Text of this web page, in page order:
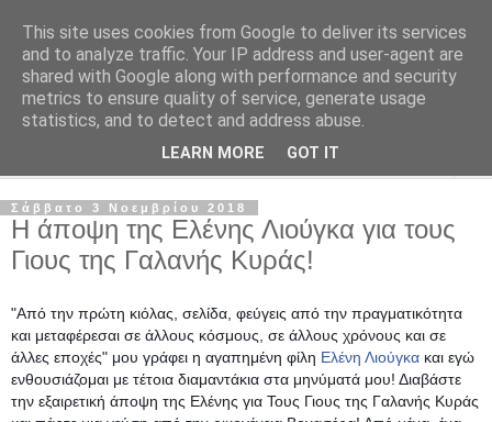
Δήμητρα Ιωάννου
Συγγραφέας στις Εκδόσεις Ψυχογιός
Σάββατο 3 Νοεμβρίου 2018
Η άποψη της Ελένης Λιούγκα για τους
Γιους της Γαλανής Κυράς!
"Από την πρώτη κιόλας, σελίδα, φεύγεις από την πραγματικότητα
και μεταφέρεσαι σε άλλους κόσμους, σε άλλους χρόνους και σε
άλλες εποχές" μου γράφει η αγαπημένη φίλη Ελένη Λιούγκα και εγώ
ενθουσιάζομαι με τέτοια διαμαντάκια στα μηνύματά μου! Διαβάστε
την εξαιρετική άποψη της Ελένης για Τους Γιους της Γαλανής Κυράς
This site uses cookies from Google to deliver its services
and to analyze traffic. Your IP address and user-agent are
shared with Google along with performance and security
metrics to ensure quality of service, generate usage
statistics, and to detect and address abuse.
LEARN MORE GOT IT